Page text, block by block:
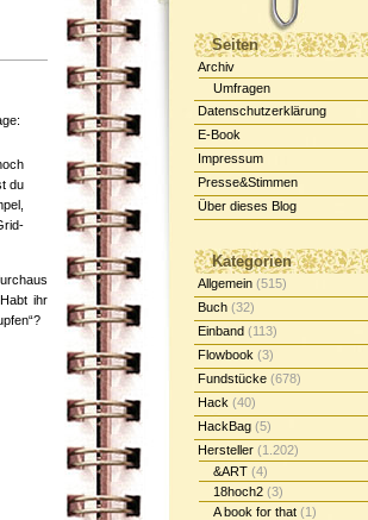
du
ihr
Seiten
Archiv
Umfragen
Datenschutzerklärung
E-Book
Impressum
Presse&Stimmen
Über dieses Blog
Kategorien
Allgemein (515)
Buch (32)
Einband (113)
Flowbook (3)
Fundstücke (678)
Hack (40)
HackBag (5)
Hersteller (1.202)
&ART (4)
18hoch2 (3)
A book for that (1)